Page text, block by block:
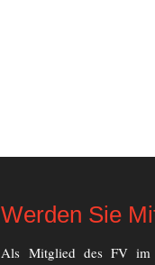
Werden Sie
Als Mitglied des FV